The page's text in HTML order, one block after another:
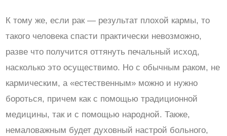
К тому же, если рак — результат плохой кармы, то
такого человека спасти практически невозможно,
разве что получится оттянуть печальный исход,
насколько это осуществимо. Но с обычным раком, не
кармическим, а «естественным» можно и нужно
бороться, причем как с помощью традиционной
медицины, так и с помощью народной. Также,
немаловажным будет духовный настрой больного,